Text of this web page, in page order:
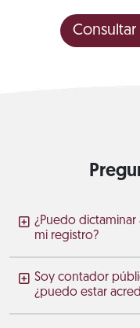
¿Puedo
mi registro?
Soy contador
¿puedo estar